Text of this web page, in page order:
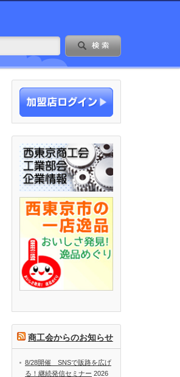
商工会からのお知らせ
8/28開催 SNSで販路を広げ
る！継続発信セミナー 2026